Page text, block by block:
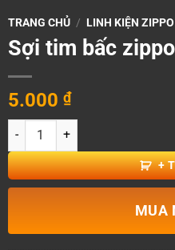
TRANG CHỦ / LINH KIỆN ZIPPO
Sợi tim bấc zippo
5.000 ₫
Sợi tim bấc zippo số lượng
+
MUA